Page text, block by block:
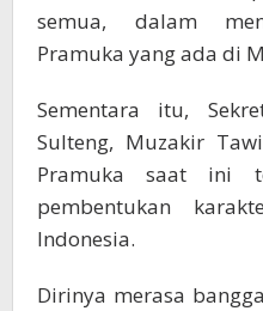
semua, dalam
Pramuka yang ada di
Sementara itu,
Sulteng, Muzakir
Pramuka saat ini
pembentukan
Indonesia.
Dirinya merasa